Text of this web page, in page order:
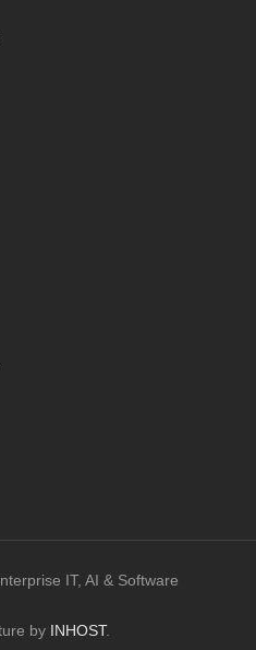
IT, AI & Software
by INHOST.